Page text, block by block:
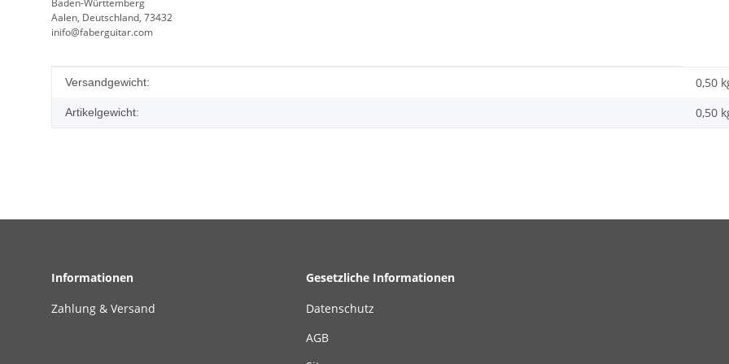
Baden-Württemberg
Aalen, Deutschland, 73432
inifo@faberguitar.com
Produkteigenschaft
Wert
Versandgewicht: 0,50
Artikelgewicht: 0,50
Informationen
Zahlung & Versand
Gesetzliche Informationen
Datenschutz
AGB